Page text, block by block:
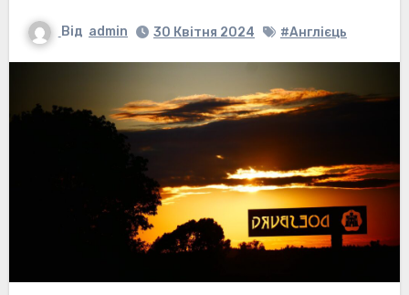
Від admin 30 Квітня 2024 #Англієць